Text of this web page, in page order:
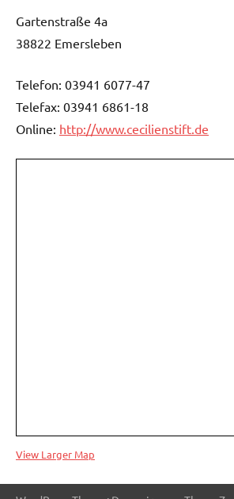
Gartenstraße 4a
38822 Emersleben
Telefon: 03941 6077-47
Telefax: 03941 6861-18
Online: http://www.cecilienstift.de
View Larger Map